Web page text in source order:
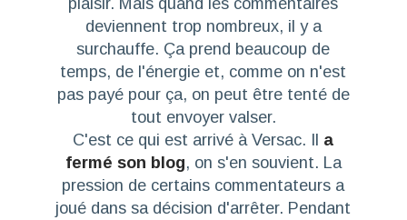
deviennent trop nombreux, il y a
surchauffe. Ça prend beaucoup de
temps, de l'énergie et, comme on n'est
pas payé pour ça, on peut être tenté de
tout envoyer valser.
C'est ce qui est arrivé à Versac. Il a
fermé son blog, on s'en souvient. La
pression de certains commentateurs a
joué dans sa décision d'arrêter. Pendant